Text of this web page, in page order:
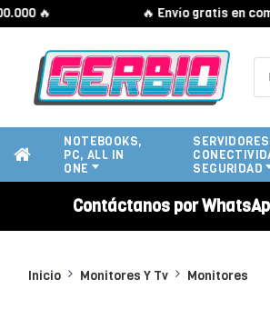
🔥 🔥 Envío gratis en
NOTEBOOKS,
PC, ALL IN
ONE
SEGURIDAD
Contáctanos por
Inicio Monitores Y Tv Monitores